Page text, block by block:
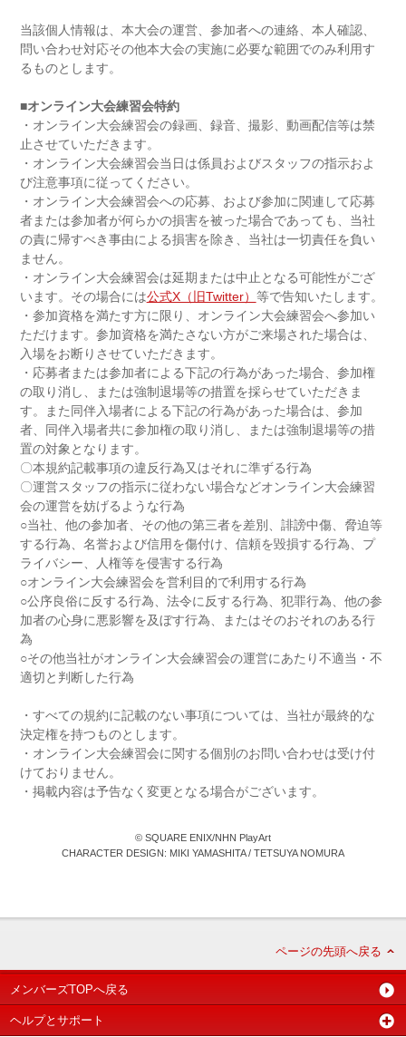
当該個人情報は、本大会の運営、参加者への連絡、本人確認、
問い合わせ対応その他本大会の実施に必要な範囲でのみ利用す
るものとします。
■オンライン大会練習会特約
・オンライン大会練習会の録画、録音、撮影、動画配信等は禁
止させていただきます。
・オンライン大会練習会当日は係員およびスタッフの指示およ
び注意事項に従ってください。
・オンライン大会練習会への応募、および参加に関連して応募
者または参加者が何らかの損害を被った場合であっても、当社
の責に帰すべき事由による損害を除き、当社は一切責任を負い
ません。
・オンライン大会練習会は延期または中止となる可能性がござ
います。その場合には公式X（旧Twitter） 等で告知いたします。
・参加資格を満たす方に限り、オンライン大会練習会へ参加い
ただけます。参加資格を満たさない方がご来場された場合は、
入場をお断りさせていただきます。
・応募者または参加者による下記の行為があった場合、参加権
の取り消し、または強制退場等の措置を採らせていただきま
す。また同伴入場者による下記の行為があった場合は、参加
者、同伴入場者共に参加権の取り消し、または強制退場等の措
置の対象となります。
〇本規約記載事項の違反行為又はそれに準ずる行為
〇運営スタッフの指示に従わない場合などオンライン大会練習
会の運営を妨げるような行為
○当社、他の参加者、その他の第三者を差別、誹謗中傷、脅迫等
する行為、名誉および信用を傷付け、信頼を毀損する行為、プ
ライバシー、人権等を侵害する行為
○オンライン大会練習会を営利目的で利用する行為
○公序良俗に反する行為、法令に反する行為、犯罪行為、他の参
加者の心身に悪影響を及ぼす行為、またはそのおそれのある行
為
○その他当社がオンライン大会練習会の運営にあたり不適当・不
適切と判断した行為
・すべての規約に記載のない事項については、当社が最終的な
決定権を持つものとします。
・オンライン大会練習会に関する個別のお問い合わせは受け付
けておりません。
・掲載内容は予告なく変更となる場合がございます。
© SQUARE ENIX/NHN PlayArt
CHARACTER DESIGN: MIKI YAMASHITA / TETSUYA NOMURA
ページの先頭へ戻る
メンバーズTOPへ戻る
ヘルプとサポート